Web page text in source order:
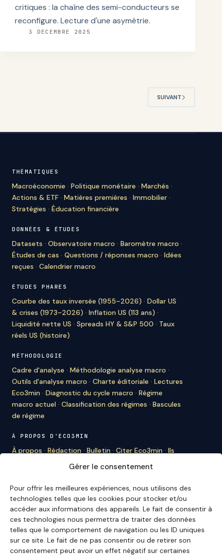
Gérer le consentement
Pour offrir les meilleures expériences, nous utilisons des
technologies telles que les cookies pour stocker et/ou
accéder aux informations des appareils. Le fait de consentir à
ces technologies nous permettra de traiter des données
telles que le comportement de navigation ou les ID uniques
sur ce site. Le fait de ne pas consentir ou de retirer son
consentement peut avoir un effet négatif sur certaines
critiques : la chaîne des semi-conducteurs se
reconfigure. Lecture d'une asymétrie.
3 DÉCEMBRE 2025
SUIVANT
THÉMATIQUES
Macroéconomie · Politique monétaire · Marchés ·
Actions & ETF · Matières premières · Immobilier ·
Stratégies · Éducation financière
DONNÉES & ÉTUDES
Datasets · Observatoire macro · Baromètre macro ·
Études de cas · Questions / réponses macro · Idées
reçues · Calendrier macro
ÉTUDES PHARES
Courbe des taux inversée (1955–2026) · Dollar US
& crises (1973–2026) · Inflation US (113 ans) ·
Liquidité nette US · Spreads HY & S&P 500 · Taux
réels US (histoire)
MÉTHODOLOGIE
Cadre d'analyse · Méthodologie analyse macro ·
Outils d'analyse macro · Charte éditoriale · Lectures
Eco3min · Diagnostic du cycle macro · Régime
macro actuel · Classification des régimes · Bascules
de régime
À PROPOS D'ECO3MIN
À propos · Rédaction · Bulletin · Citer Eco3min · Ils
Mentions légales
English Hub →
Eco3min privilégie des analyses valables sur plusieurs
mois ; les événements récents servent de points